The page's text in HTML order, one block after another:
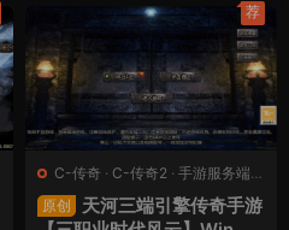
C-传奇 · C-传奇2 · 手游服务端·
端游服务端
原创
天河三端引擎传奇手游
荐